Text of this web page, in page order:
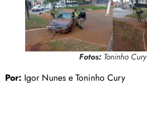
Fotos: Toninho Cury
Por: Igor Nunes e Toninho Cury